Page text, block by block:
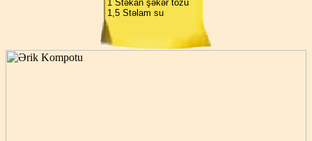
1 Stəkan şəkər tozu
1,5 Stəlam su